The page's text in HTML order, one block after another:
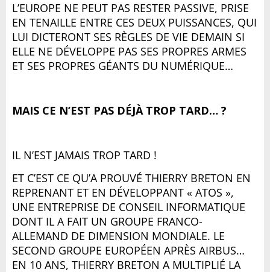
L’EUROPE NE PEUT PAS RESTER PASSIVE, PRISE
EN TENAILLE ENTRE CES DEUX PUISSANCES, QUI
LUI DICTERONT SES RÈGLES DE VIE DEMAIN SI
ELLE NE DÉVELOPPE PAS SES PROPRES ARMES
ET SES PROPRES GÉANTS DU NUMÉRIQUE…
MAIS CE N’EST PAS DÉJÀ TROP TARD… ?
IL N’EST JAMAIS TROP TARD !
ET C’EST CE QU’A PROUVÉ THIERRY BRETON EN
REPRENANT ET EN DÉVELOPPANT « ATOS »,
UNE ENTREPRISE DE CONSEIL INFORMATIQUE
DONT IL A FAIT UN GROUPE FRANCO-
ALLEMAND DE DIMENSION MONDIALE. LE
SECOND GROUPE EUROPÉEN APRÈS AIRBUS…
EN 10 ANS, THIERRY BRETON A MULTIPLIÉ LA